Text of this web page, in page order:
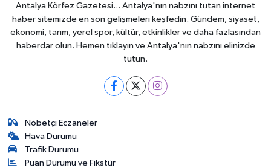
Antalya Körfez Gazetesi... Antalya'nın nabzını tutan internet
haber sitemizde en son gelişmeleri keşfedin. Gündem, siyaset,
ekonomi, tarım, yerel spor, kültür, etkinlikler ve daha fazlasından
haberdar olun. Hemen tıklayın ve Antalya'nın nabzını elinizde
tutun.
Nöbetçi Eczaneler
Hava Durumu
Trafik Durumu
Puan Durumu ve Fikstür